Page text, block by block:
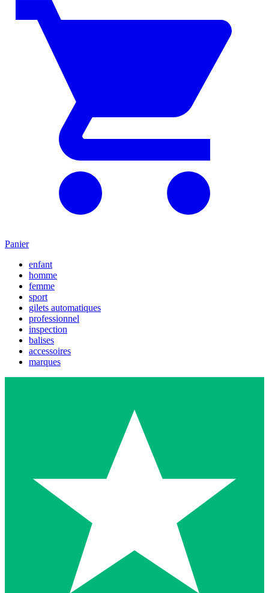
Panier
enfant
homme
femme
sport
gilets automatiques
professionnel
inspection
balises
accessoires
marques